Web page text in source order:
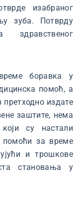
изабраног
зуба. Потврду
здравственог
боравка у
помоћ, а
претходно издате
заштите, нема
су настали
за време
и трошкове
становања у